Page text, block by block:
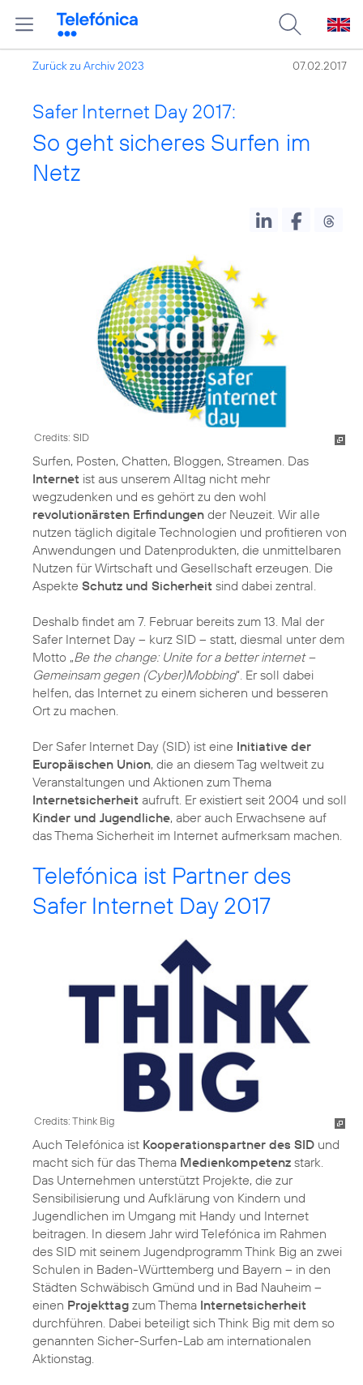
Zurück zu Archiv 2023 07.02.2017
Safer Internet Day 2017:
So geht sicheres Surfen im
Netz
Credits: SID
Surfen, Posten, Chatten, Bloggen, Streamen. Das
Internet ist aus unserem Alltag nicht mehr
wegzudenken und es gehört zu den wohl
revolutionärsten Erfindungen der Neuzeit. Wir alle
nutzen täglich digitale Technologien und profitieren von
Anwendungen und Datenprodukten, die unmittelbaren
Nutzen für Wirtschaft und Gesellschaft erzeugen. Die
Aspekte Schutz und Sicherheit sind dabei zentral.
Deshalb findet am 7. Februar bereits zum 13. Mal der
Safer Internet Day – kurz SID – statt, diesmal unter dem
Motto „Be the change: Unite for a better internet –
Gemeinsam gegen (Cyber)Mobbing“. Er soll dabei
helfen, das Internet zu einem sicheren und besseren
Ort zu machen.
Der Safer Internet Day (SID) ist eine Initiative der
Europäischen Union, die an diesem Tag weltweit zu
Veranstaltungen und Aktionen zum Thema
Internetsicherheit aufruft. Er existiert seit 2004 und soll
Kinder und Jugendliche, aber auch Erwachsene auf
das Thema Sicherheit im Internet aufmerksam machen.
Telefónica ist Partner des
Safer Internet Day 2017
Credits: Think Big
Auch Telefónica ist Kooperationspartner des SID und
macht sich für das Thema Medienkompetenz stark.
Das Unternehmen unterstützt Projekte, die zur
Sensibilisierung und Aufklärung von Kindern und
Jugendlichen im Umgang mit Handy und Internet
beitragen. In diesem Jahr wird Telefónica im Rahmen
des SID mit seinem Jugendprogramm Think Big an zwei
Schulen in Baden-Württemberg und Bayern – in den
Städten Schwäbisch Gmünd und in Bad Nauheim –
einen Projekttag zum Thema Internetsicherheit
durchführen. Dabei beteiligt sich Think Big mit dem so
genannten Sicher-Surfen-Lab am internationalen
Aktionstag.